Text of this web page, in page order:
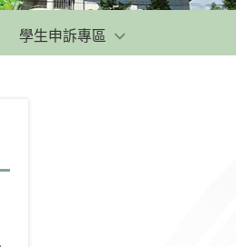
學生申訴專區